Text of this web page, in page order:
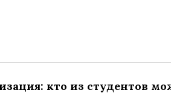
кто из студентов